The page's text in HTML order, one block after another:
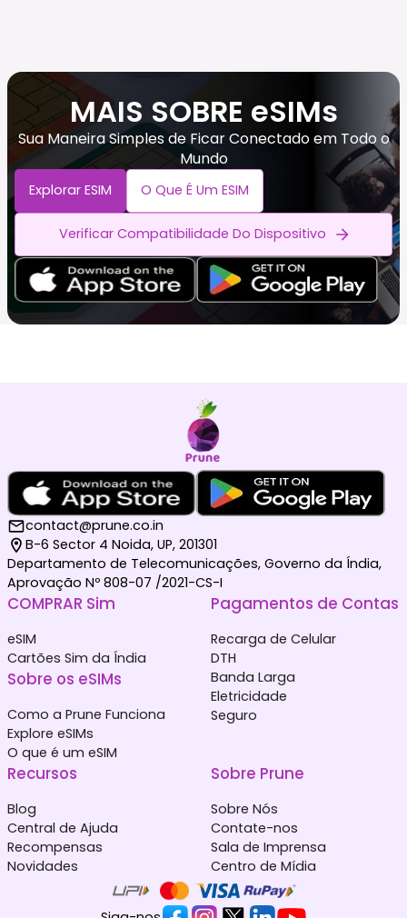
MAIS SOBRE eSIMs
Sua Maneira Simples de Ficar Conectado em Todo o
Mundo
Explorar ESIM O Que É Um ESIM
Verificar Compatibilidade Do Dispositivo
contact@prune.co.in
B-6 Sector 4 Noida, UP, 201301
Departamento de Telecomunicações, Governo da Índia,
Aprovação Nº 808-07 /2021-CS-I
COMPRAR Sim
eSIM
Cartões Sim da Índia
Sobre os eSIMs
Como a Prune Funciona
Explore eSIMs
O que é um eSIM
Pagamentos de Contas
Recarga de Celular
DTH
Banda Larga
Eletricidade
Seguro
Recursos
Blog
Central de Ajuda
Recompensas
Novidades
Sobre Prune
Sobre Nós
Contate-nos
Sala de Imprensa
Centro de Mídia